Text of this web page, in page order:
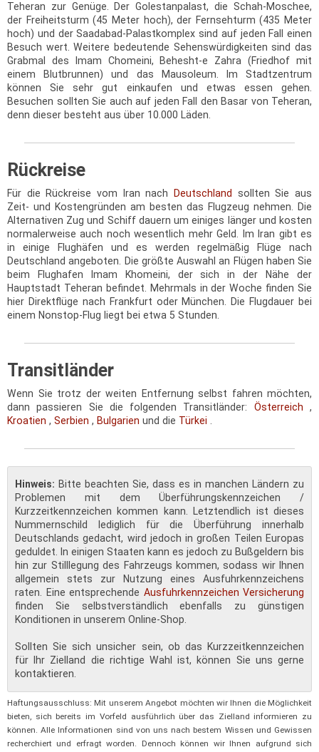
Teheran zur Genüge. Der Golestanpalast, die Schah-Moschee,
der Freiheitsturm (45 Meter hoch), der Fernsehturm (435 Meter
hoch) und der Saadabad-Palastkomplex sind auf jeden Fall einen
Besuch wert. Weitere bedeutende Sehenswürdigkeiten sind das
Grabmal des Imam Chomeini, Behesht-e Zahra (Friedhof mit
einem Blutbrunnen) und das Mausoleum. Im Stadtzentrum
können Sie sehr gut einkaufen und etwas essen gehen.
Besuchen sollten Sie auch auf jeden Fall den Basar von Teheran,
denn dieser besteht aus über 10.000 Läden.
Rückreise
Für die Rückreise vom Iran nach Deutschland sollten Sie aus
Zeit- und Kostengründen am besten das Flugzeug nehmen. Die
Alternativen Zug und Schiff dauern um einiges länger und kosten
normalerweise auch noch wesentlich mehr Geld. Im Iran gibt es
in einige Flughäfen und es werden regelmäßig Flüge nach
Deutschland angeboten. Die größte Auswahl an Flügen haben Sie
beim Flughafen Imam Khomeini, der sich in der Nähe der
Hauptstadt Teheran befindet. Mehrmals in der Woche finden Sie
hier Direktflüge nach Frankfurt oder München. Die Flugdauer bei
einem Nonstop-Flug liegt bei etwa 5 Stunden.
Transitländer
Wenn Sie trotz der weiten Entfernung selbst fahren möchten,
dann passieren Sie die folgenden Transitländer: Österreich,
Kroatien , Serbien , Bulgarien und die Türkei
Hinweis: Bitte beachten Sie, dass es in manchen Ländern zu
Problemen mit dem Überführungskennzeichen /
Kurzzeitkennzeichen kommen kann. Letztendlich ist dieses
Nummernschild lediglich für die Überführung innerhalb
Deutschlands gedacht, wird jedoch in großen Teilen Europas
geduldet. In einigen Staaten kann es jedoch zu Bußgeldern bis
hin zur Stilllegung des Fahrzeugs kommen, sodass wir Ihnen
allgemein stets zur Nutzung eines Ausfuhrkennzeichens
raten. Eine entsprechende Ausfuhrkennzeichen Versicherung
finden Sie selbstverständlich ebenfalls zu günstigen
Konditionen in unserem Online-Shop.
Sollten Sie sich unsicher sein, ob das Kurzzeitkennzeichen
für Ihr Zielland die richtige Wahl ist, können Sie uns gerne
kontaktieren.
Haftungsausschluss: Mit unserem Angebot möchten wir Ihnen die Möglichkeit
bieten, sich bereits im Vorfeld ausführlich über das Zielland informieren zu
können. Alle Informationen sind von uns nach bestem Wissen und Gewissen
recherchiert und erfragt worden. Dennoch können wir Ihnen aufgrund sich